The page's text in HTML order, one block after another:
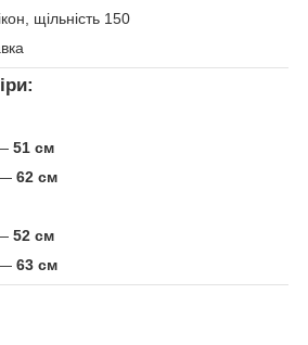
щільність 150
51 см
— 62 см
52 см
— 63 см